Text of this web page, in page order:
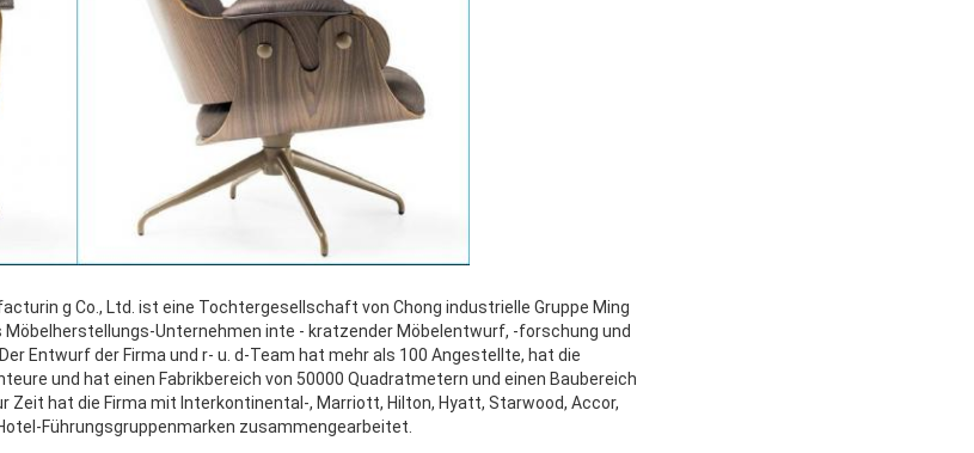
g Co., Ltd. ist eine Tochtergesellschaft von Chong industrielle Gruppe Ming
Unternehmen inte - kratzender Möbelentwurf, -forschung und
Entwurf der Firma und r- u. d-Team hat mehr als 100 Angestellte, hat die
und hat einen Fabrikbereich von 50000 Quadratmetern und einen Baubereich
Zeit hat die Firma mit Interkontinental-, Marriott, Hilton, Hyatt, Starwood, Accor,
Führungsgruppenmarken zusammengearbeitet.